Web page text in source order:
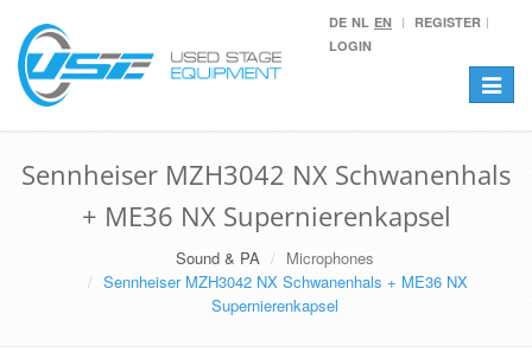
DE NL EN
REGISTER
LOGIN
Toggle
Sennheiser MZH3042 NX Schwanenhals
+ ME36 NX Supernierenkapsel
Sound & PA
Microphones
Sennheiser MZH3042 NX Schwanenhals + ME36 NX
Supernierenkapsel